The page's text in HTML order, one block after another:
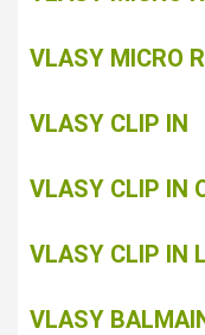
VLASY MICRO
VLASY CLIP IN
VLASY CLIP IN
VLASY CLIP IN
VLASY